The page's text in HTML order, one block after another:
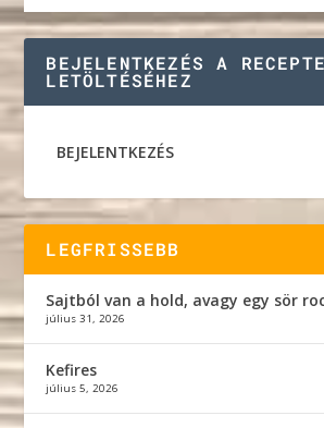
BEJELENTKEZÉS A
LETÖLTÉSÉHEZ
BEJELENTKEZÉS
LEGFRISSEBB
Sajtból van a hold, avagy egy sör
július 31, 2026
Kefires
július 5, 2026